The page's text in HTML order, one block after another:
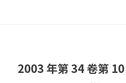
2003 年第 34 卷第